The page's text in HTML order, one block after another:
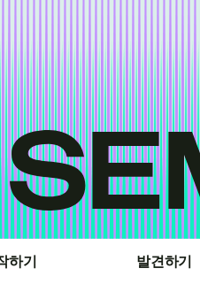
하기 발견하기